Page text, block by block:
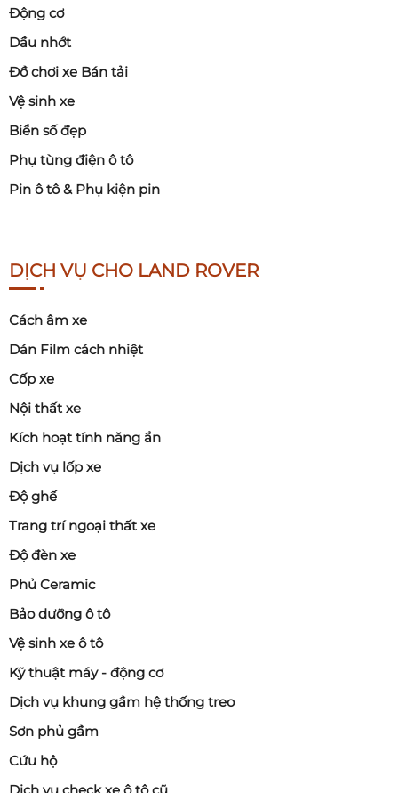
Động cơ
Dầu nhớt
Đồ chơi xe Bán tải
Vệ sinh xe
Biển số đẹp
Phụ tùng điện ô tô
Pin ô tô & Phụ kiện pin
DỊCH VỤ CHO LAND ROVER
Cách âm xe
Dán Film cách nhiệt
Cốp xe
Nội thất xe
Kích hoạt tính năng ẩn
Dịch vụ lốp xe
Độ ghế
Trang trí ngoại thất xe
Độ đèn xe
Phủ Ceramic
Bảo dưỡng ô tô
Vệ sinh xe ô tô
Kỹ thuật máy - động cơ
Dịch vụ khung gầm hệ thống treo
Sơn phủ gầm
Cứu hộ